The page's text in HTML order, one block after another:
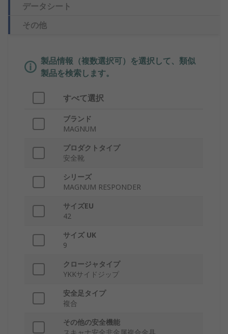
データシート
その他
製品情報（複数選択可）を選択して、類似
製品を検索します。
すべて選択
ブランド
MAGNUM
プロダクトタイプ
安全靴
シリーズ
MAGNUM RESPONDER
サイズEU
42
サイズ UK
9
クロージャタイプ
YKKサイドジップ
安全足タイプ
複合
その他の安全機能